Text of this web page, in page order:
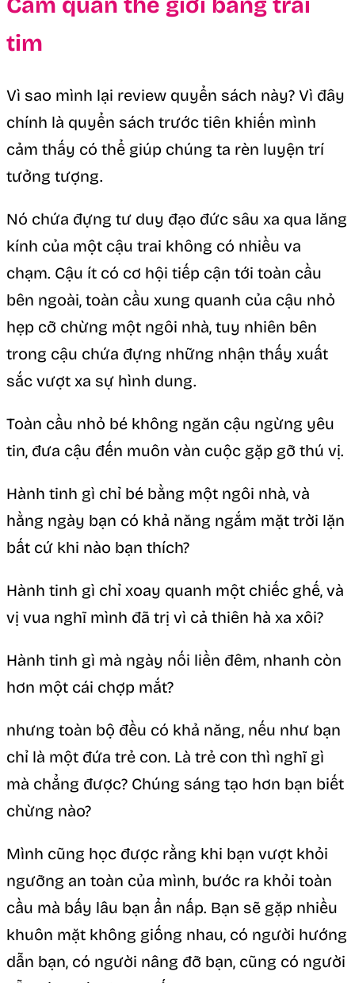
tim
Vì sao mình lại review quyển sách này? Vì đây
chính là quyển sách trước tiên khiến mình
cảm thấy có thể giúp chúng ta rèn luyện trí
tưởng tượng.
Nó chứa đựng tư duy đạo đức sâu xa qua lăng
kính của một cậu trai không có nhiều va
chạm. Cậu ít có cơ hội tiếp cận tới toàn cầu
bên ngoài, toàn cầu xung quanh của cậu nhỏ
hẹp cỡ chừng một ngôi nhà, tuy nhiên bên
trong cậu chứa đựng những nhận thấy xuất
sắc vượt xa sự hình dung.
Toàn cầu nhỏ bé không ngăn cậu ngừng yêu
tin, đưa cậu đến muôn vàn cuộc gặp gỡ thú vị.
Hành tinh gì chỉ bé bằng một ngôi nhà, và
hằng ngày bạn có khả năng ngắm mặt trời lặn
bất cứ khi nào bạn thích?
Hành tinh gì chỉ xoay quanh một chiếc ghế, và
vị vua nghĩ mình đã trị vì cả thiên hà xa xôi?
Hành tinh gì mà ngày nối liền đêm, nhanh còn
hơn một cái chợp mắt?
nhưng toàn bộ đều có khả năng, nếu như bạn
chỉ là một đứa trẻ con. Là trẻ con thì nghĩ gì
mà chẳng được? Chúng sáng tạo hơn bạn biết
chừng nào?
Mình cũng học được rằng khi bạn vượt khỏi
ngưỡng an toàn của mình, bước ra khỏi toàn
cầu mà bấy lâu bạn ẩn nấp. Bạn sẽ gặp nhiều
khuôn mặt không giống nhau, có người hướng
dẫn bạn, có người nâng đỡ bạn, cũng có người